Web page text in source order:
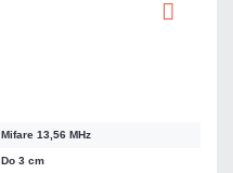
Mifare 13,56 MHz
Do 3 cm